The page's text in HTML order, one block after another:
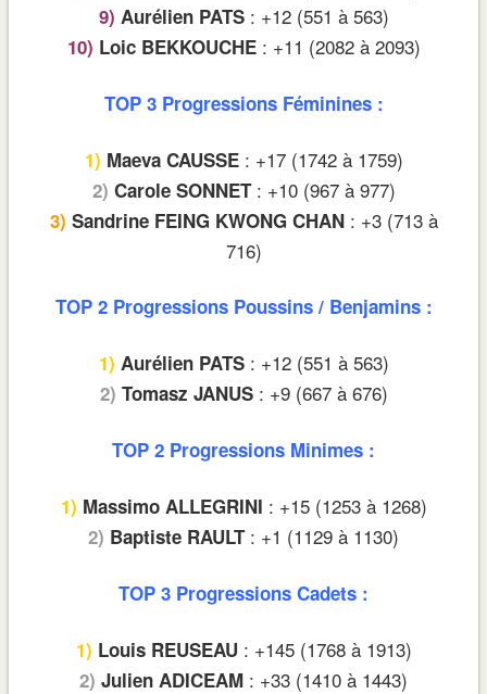
9) Aurélien PATS: +12 (551 à 563)
10) Loic BEKKOUCHE: +11 (2082 à 2093)
TOP 3 Progressions Féminines :
1) Maeva CAUSSE: +17 (1742 à 1759)
2) Carole SONNET: +10 (967 à 977)
3) Sandrine FEING KWONG CHAN: +3 (713 à
716)
TOP 2 Progressions Poussins / Benjamins :
1) Aurélien PATS: +12 (551 à 563)
2) Tomasz JANUS: +9 (667 à 676)
TOP 2 Progressions Minimes :
1) Massimo ALLEGRINI : +15 (1253 à 1268)
2) Baptiste RAULT: +1 (1129 à 1130)
TOP 3 Progressions Cadets :
1) Louis REUSEAU : +145 (1768 à 1913)
2) Julien ADICEAM : +33 (1410 à 1443)